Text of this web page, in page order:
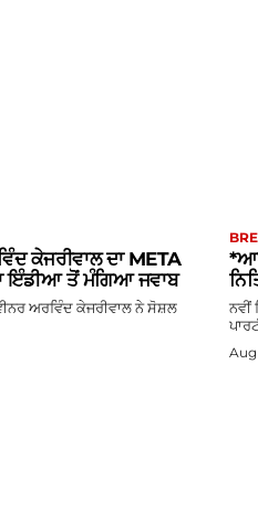
ਕੇਜਰੀਵਾਲ ਦਾ META
ਇੰਡੀਆ ਤੋਂ ਮੰਗਿਆ ਜਵਾਬ
ਅਰਵਿੰਦ ਕੇਜਰੀਵਾਲ ਨੇ ਸੋਸ਼ਲ
ਨਵੀਂ